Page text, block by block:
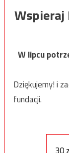
Wspieraj
W lipcu
Dziękujemy! i
fundacji.
30